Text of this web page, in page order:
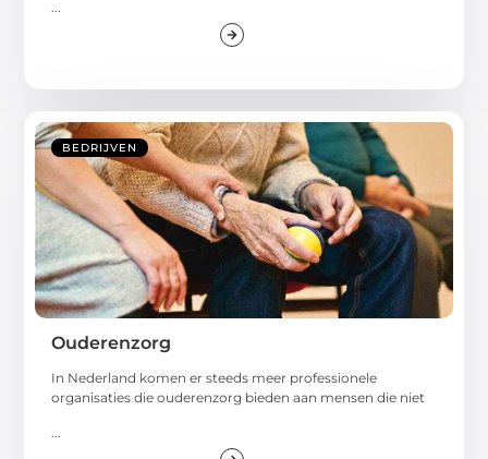
BEDRIJVEN
Ouderenzorg
In Nederland komen er steeds meer professionele
organisaties die ouderenzorg bieden aan mensen die niet
...